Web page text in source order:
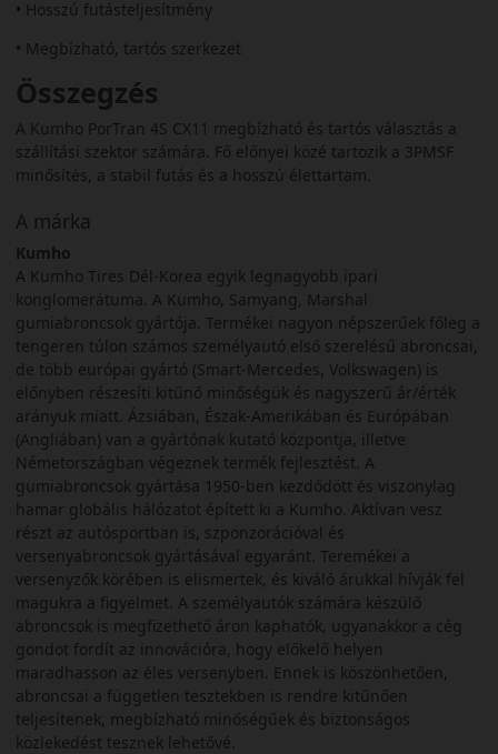
• Hosszú futásteljesítmény
• Megbízható, tartós szerkezet
Összegzés
A Kumho PorTran 4S CX11 megbízható és tartós választás a
szállítási szektor számára. Fő előnyei közé tartozik a 3PMSF
minősítés, a stabil futás és a hosszú élettartam.
A márka
Kumho
A Kumho Tires Dél-Korea egyik legnagyobb ipari
konglomerátuma. A Kumho, Samyang, Marshal
gumiabroncsok gyártója. Termékei nagyon népszerűek főleg a
tengeren túlon számos személyautó első szerelésű abroncsai,
de több európai gyártó (Smart-Mercedes, Volkswagen) is
előnyben részesíti kitűnő minőségük és nagyszerű ár/érték
arányuk miatt. Ázsiában, Észak-Amerikában és Európában
(Angliában) van a gyártónak kutató központja, illetve
Németországban végeznek termék fejlesztést. A
gumiabroncsok gyártása 1950-ben kezdődött és viszonylag
hamar globális hálózatot épített ki a Kumho. Aktívan vesz
részt az autósportban is, szponzorációval és
versenyabroncsok gyártásával egyaránt. Teremékei a
versenyzők körében is elismertek, és kiváló árukkal hívják fel
magukra a figyelmet. A személyautók számára készülő
abroncsok is megfizethető áron kaphatók, ugyanakkor a cég
gondot fordít az innovációra, hogy előkelő helyen
maradhasson az éles versenyben. Ennek is köszönhetően,
abroncsai a független tesztekben is rendre kitűnően
teljesítenek, megbízható minőségűek és biztonságos
közlekedést tesznek lehetővé.